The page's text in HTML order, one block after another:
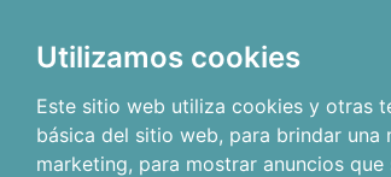
Utilizamos cookies
Este sitio web utiliza cookies y otras
básica del sitio web, para brindar una
marketing, para mostrar anuncios